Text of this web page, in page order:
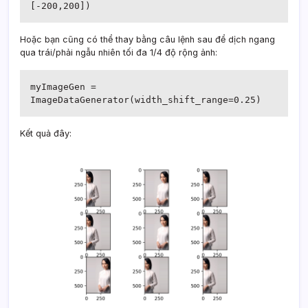
[-200,200])
Hoặc bạn cũng có thể thay bằng câu lệnh sau để dịch ngang
qua trái/phải ngẫu nhiên tối đa 1/4 độ rộng ảnh:
myImageGen =
ImageDataGenerator(width_shift_range=0.25)
Kết quả đây: